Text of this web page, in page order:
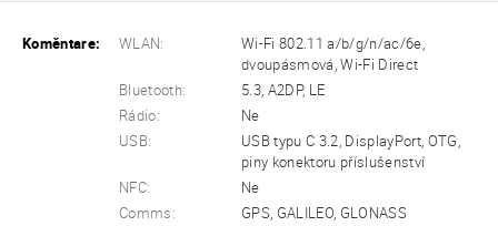
Koměntare: WLAN:
Wi-Fi 802.11 a/b/g/n/ac/6e,
dvoupásmová, Wi-Fi Direct
Bluetooth:
5.3, A2DP, LE
Rádio:
Ne
USB:
USB typu C 3.2, DisplayPort, OTG,
piny konektoru příslušenství
NFC:
Ne
Comms:
GPS, GALILEO, GLONASS